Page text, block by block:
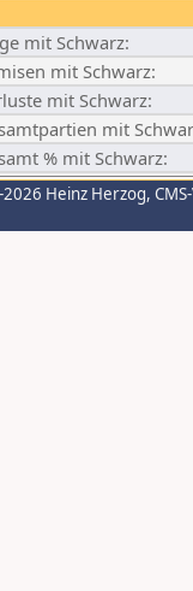
mit Schwarz:
mit Schwarz:
mit Schwarz:
mit
% mit Schwarz:
Heinz Herzog,